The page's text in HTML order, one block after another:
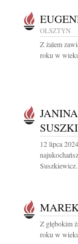
OLSZTYN
Z żalem
roku w
12 lipca
Z głębokim
roku w